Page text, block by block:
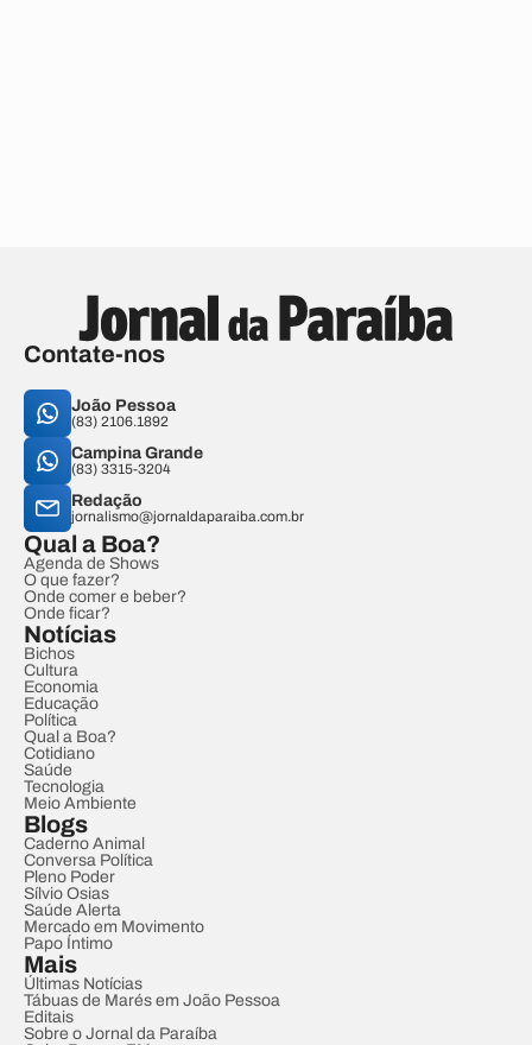
Contate-nos
João Pessoa
(83) 2106.1892
Campina Grande
(83) 3315-3204
Redação
jornalismo@jornaldaparaiba.com.br
Qual a Boa?
Agenda de Shows
O que fazer?
Onde comer e beber?
Onde ficar?
Notícias
Bichos
Cultura
Economia
Educação
Política
Qual a Boa?
Cotidiano
Saúde
Tecnologia
Meio Ambiente
Blogs
Caderno Animal
Conversa Política
Pleno Poder
Sílvio Osias
Saúde Alerta
Mercado em Movimento
Papo Íntimo
Mais
Últimas Notícias
Tábuas de Marés em João Pessoa
Editais
Sobre o Jornal da Paraíba